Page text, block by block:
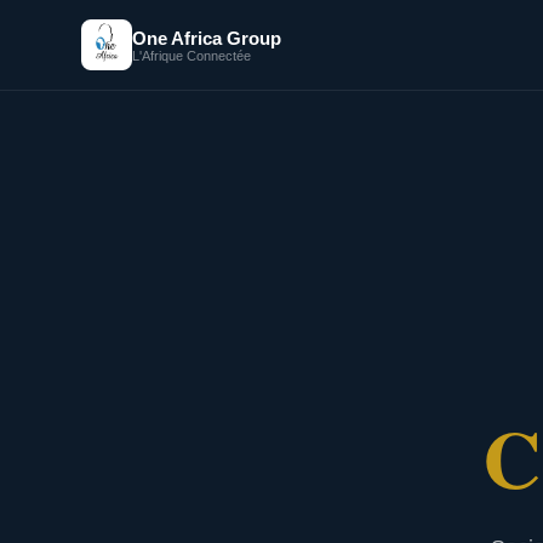
One Africa Group
L'Afrique Connectée